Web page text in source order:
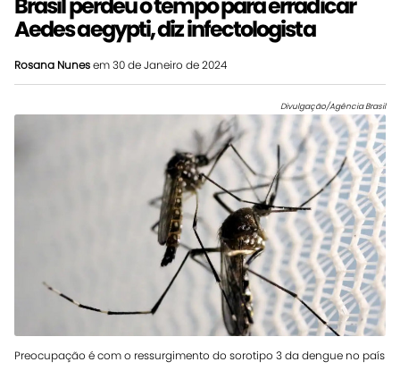
Aedes aegypti, diz infectologista
Rosana Nunesem 30 de Janeiro de 2024
Divulgação/Agência Brasil
Preocupação é com o ressurgimento do sorotipo 3 da dengue no país